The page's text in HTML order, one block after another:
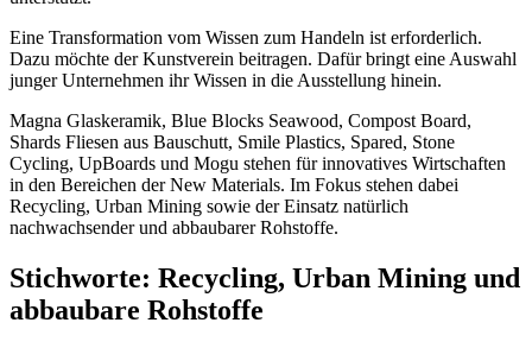
Eine Transformation vom Wissen zum Handeln ist erforderlich.
Dazu möchte der Kunstverein beitragen. Dafür bringt eine Auswahl
junger Unternehmen ihr Wissen in die Ausstellung hinein.
Magna Glaskeramik, Blue Blocks Seawood, Compost Board,
Shards Fliesen aus Bauschutt, Smile Plastics, Spared, Stone
Cycling, UpBoards und Mogu stehen für innovatives Wirtschaften
in den Bereichen der New Materials. Im Fokus stehen dabei
Recycling, Urban Mining sowie der Einsatz natürlich
nachwachsender und abbaubarer Rohstoffe.
Stichworte: Recycling, Urban Mining und
abbaubare Rohstoffe